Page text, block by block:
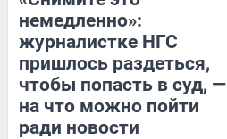
немедленно»:
журналистке НГС
пришлось раздеться,
чтобы попасть в суд, —
на что можно пойти
ради новости